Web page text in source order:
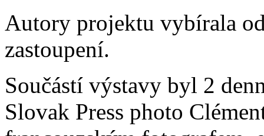
Autory projektu vybírala
zastoupení.
Součástí výstavy byl 2
Slovak Press photo